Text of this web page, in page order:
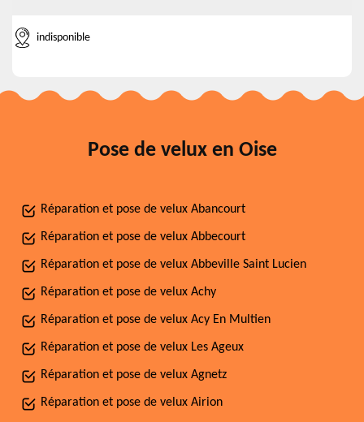
indisponible
Pose de velux en Oise
Réparation et pose de velux Abancourt
Réparation et pose de velux Abbecourt
Réparation et pose de velux Abbeville Saint Lucien
Réparation et pose de velux Achy
Réparation et pose de velux Acy En Multien
Réparation et pose de velux Les Ageux
Réparation et pose de velux Agnetz
Réparation et pose de velux Airion